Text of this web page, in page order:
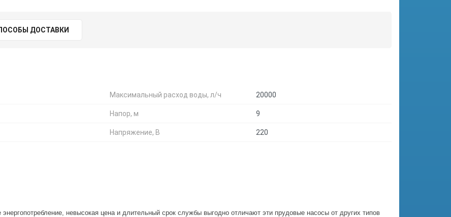
ДОСТАВКИ
Максимальный расход воды, л/ч 20000
Напор, м 9
Напряжение, В 220
невысокая цена и длительный срок службы выгодно отличают эти прудовые насосы от других типов